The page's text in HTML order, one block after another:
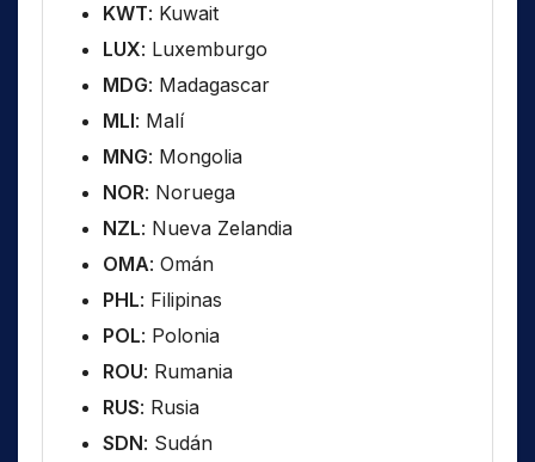
KWT: Kuwait
LUX: Luxemburgo
MDG: Madagascar
MLI: Malí
MNG: Mongolia
NOR: Noruega
NZL: Nueva Zelandia
OMA: Omán
PHL: Filipinas
POL: Polonia
ROU: Rumania
RUS: Rusia
SDN: Sudán